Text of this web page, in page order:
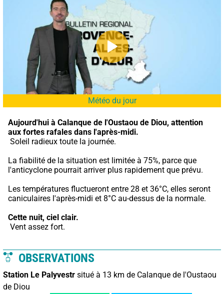
Météo du jour
Aujourd'hui à Calanque de l'Oustaou de Diou, attention
aux fortes rafales dans l'après-midi.
Soleil radieux toute la journée.
La fiabilité de la situation est limitée à 75%, parce que
l'anticyclone pourrait arriver plus rapidement que prévu.
Les températures fluctueront entre 28 et 36°C, elles seront
caniculaires l'après-midi et 8°C au-dessus de la normale.
Cette nuit, ciel clair.
Vent assez fort.
OBSERVATIONS
Station Le Palyvestr situé à 13 km de Calanque de l'Oustaou
de Diou